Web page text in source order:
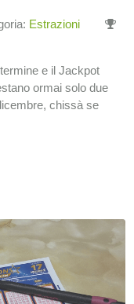
Estrazioni
e il Jackpot
ormai solo due
chissà se